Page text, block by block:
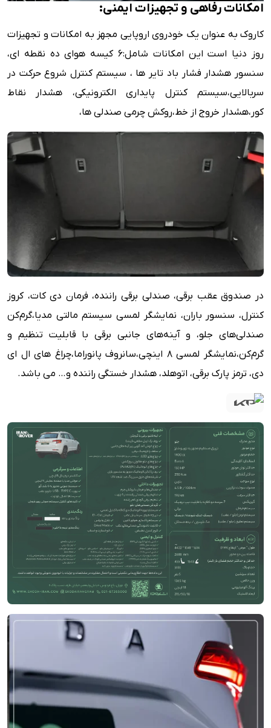
امکانات رفاهی و تجهیزات ایمنی:
کاروک به عنوان یک خودروی اروپایی مجهز به امکانات و تجهیزات
روز دنیا است این امکانات شامل:۶ کیسه هوای ده نقطه ای،
سنسور هشدار فشار باد تایر ها ، سیستم کنترل شروع حرکت در
سربالایی،سیستم کنترل پایداری الکترونیکی، هشدار نقاط
کور،هشدار خروج از خط،روکش چرمی صندلی ها،
در صندوق عقب برقی، صندلی برقی راننده، فرمان دی کات، کروز
کنترل، سنسور باران، نمایشگر لمسی سیستم مالتی مدیا،گرم‌کن
صندلی‌های جلو، و آینه‌های جانبی برقی با قابلیت تنظیم و
گرم‌کن،نمایشگر لمسی 8 اینچی،سانروف پانوراما،چراغ های ال ای
دی، ترمز پارک برقی، اتوهلد، هشدار خستگی راننده و… می باشد.